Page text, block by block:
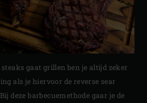
gaat grillen ben je altijd zeker
als je hiervoor de reverse sear
deze barbecuemethode gaar je de